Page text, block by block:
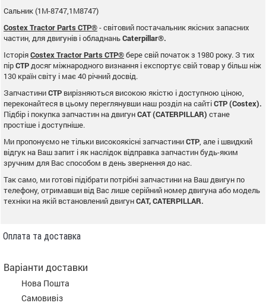
Сальник (1M-8747,1M8747)
Costex Tractor Parts CTP®- світовий постачальник якісних запасних
частин, для двигунів і обладнаньCaterpillar®.
ІсторіяCostex Tractor Parts CTP®бере свій початок з 1980 року. З тих
пірCTP досяг міжнародного визнання і експортує свій товар у більш ніж
130 країн світу і має 40 річний досвід.
ЗапчастиниCTP вирізняються високою якістю і доступною ціною,
переконайтеся в цьому переглянувши наш розділ на сайтіCTP (Costex).
Підбір і покупка запчастин на двигунCAT (CATERPILLAR) стане
простіше і доступніше.
Ми пропонуємо не тільки високоякісні запчастиниCTP , але і швидкий
відгук на Ваш запит і як наслідок відправка запчастин будь-яким
зручним для Вас способом в день звернення до нас.
Так само, ми готові підібрати потрібні запчастини на Ваш двигун по
телефону, отримавши від Вас лише серійний номер двигуна або модель
техніки на якій встановлений двигунCAT, CATERPILLAR.
Оплата та доставка
Варіанти доставки
Нова Пошта
Самовивіз